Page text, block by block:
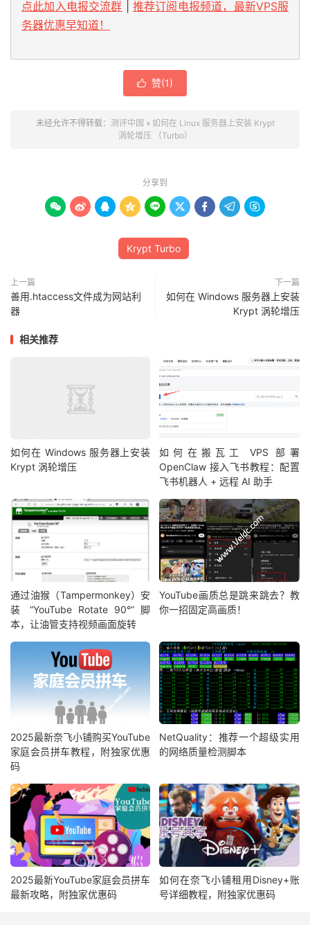
点此加入电报交流群
推荐订阅电报频道，最新VPS服
务器优惠早知道！
 赞(1)
未经允许不得转载： 测评中国 » 如何在 Linux 服务器上安装 Krypt
涡轮增压 （Turbo）
分享到
        
Krypt Turbo
上一篇
善用.htaccess文件成为网站利
器
下一篇
如何在 Windows 服务器上安装
Krypt 涡轮增压
相关推荐
如何在 Windows 服务器上安装
Krypt 涡轮增压
如何在搬瓦工 VPS 部署
OpenClaw 接入飞书教程：配置
飞书机器人 + 远程 AI 助手
通过油猴（Tampermonkey）安
装 “YouTube Rotate 90°” 脚
本，让油管支持视频画面旋转
YouTube画质总是跳来跳去？教
你一招固定高画质！
2025最新奈飞小铺购买YouTube
家庭会员拼车教程，附独家优惠
码
NetQuality：推荐一个超级实用
的网络质量检测脚本
2025最新YouTube家庭会员拼车
最新攻略，附独家优惠码
如何在奈飞小铺租用Disney+账
号详细教程，附独家优惠码